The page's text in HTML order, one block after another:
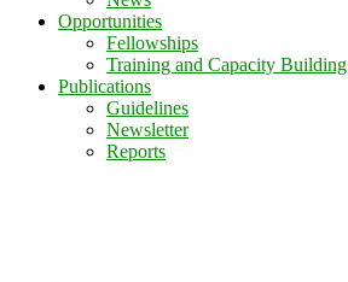
Opportunities
Fellowships
Training and Capacity Building
Publications
Guidelines
Newsletter
Reports